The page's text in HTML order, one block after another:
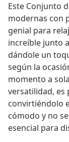
Este Conjunto
modernas con
genial para
increíble junto
dándole un
según la
momento a
versatilidad,
convirtiéndolo
cómodo y no
esencial para